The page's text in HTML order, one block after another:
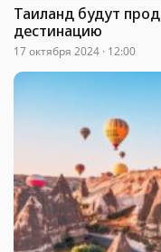
Таиланд будут
дестинацию
17 октября 2024 · 12:00